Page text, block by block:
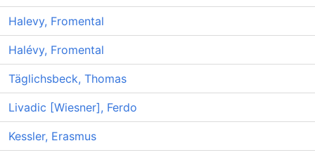
Halevy, Fromental
Halévy, Fromental
Täglichsbeck, Thomas
Livadic [Wiesner], Ferdo
Kessler, Erasmus